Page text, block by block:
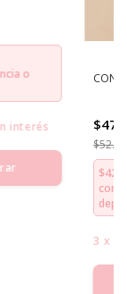
o
interés
con
3 x